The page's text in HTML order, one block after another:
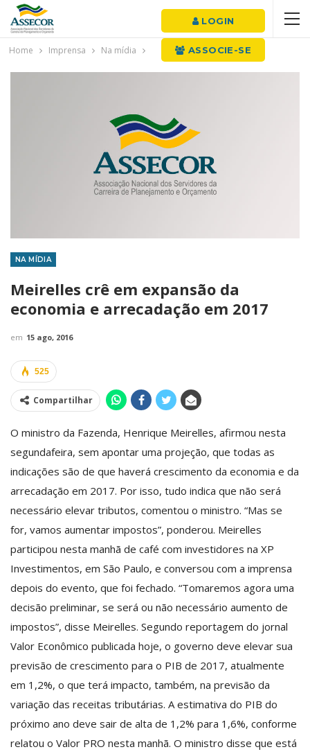
LOGIN
ASSOCIE-SE
Home Imprensa Na mídia
NA MÍDIA
Meirelles crê em expansão da
economia e arrecadação em 2017
em 15 ago, 2016
525
Compartilhar
O ministro da Fazenda, Henrique Meirelles, afirmou nesta
segunda­feira, sem apontar uma projeção, que todas as
indicações são de que haverá crescimento da economia e da
arrecadação em 2017. Por isso, tudo indica que não será
necessário elevar tributos, comentou o ministro. “Mas se
for, vamos aumentar impostos”, ponderou. Meirelles
participou nesta manhã de café com investidores na XP
Investimentos, em São Paulo, e conversou com a imprensa
depois do evento, que foi fechado. “Tomaremos agora uma
decisão preliminar, se será ou não necessário aumento de
impostos”, disse Meirelles. Segundo reportagem do jornal
Valor Econômico publicada hoje, o governo deve elevar sua
previsão de crescimento para o PIB de 2017, atualmente
em 1,2%, o que terá impacto, também, na previsão da
variação das receitas tributárias. A estimativa do PIB do
próximo ano deve sair de alta de 1,2% para 1,6%, conforme
relatou o Valor PRO nesta manhã. O ministro disse que está